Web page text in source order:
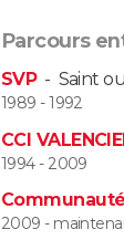
Parcours
SVP- Saint
1989 - 1992
CCI
1994 - 2009
2009 -